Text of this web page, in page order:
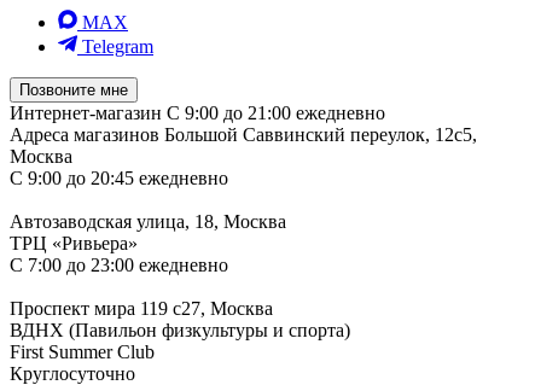
MAX
Telegram
Позвоните мне
Интернет-магазин С 9:00 до 21:00 ежедневно
Адреса магазинов Большой Саввинский переулок, 12с5,
Москва
С 9:00 до 20:45 ежедневно
Автозаводская улица, 18, Москва
ТРЦ «Ривьера»
С 7:00 до 23:00 ежедневно
Проспект мира 119 с27, Москва
ВДНХ (Павильон физкультуры и спорта)
First Summer Club
Круглосуточно